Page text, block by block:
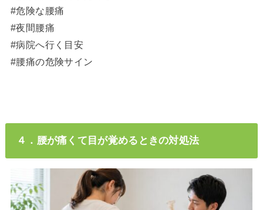
#危険な腰痛
#夜間腰痛
#病院へ行く目安
#腰痛の危険サイン
４．腰が痛くて目が覚めるときの対処法